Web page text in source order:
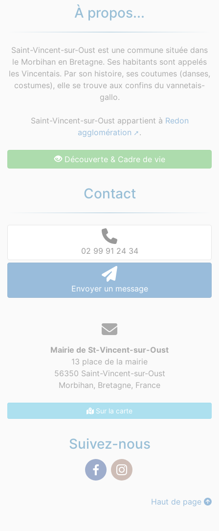
À propos...
Saint-Vincent-sur-Oust est une commune située dans
le Morbihan en Bretagne. Ses habitants sont appelés
les Vincentais. Par son histoire, ses coutumes (danses,
costumes), elle se trouve aux confins du vannetais-
gallo.
Saint-Vincent-sur-Oust appartient à Redon
agglomération
.
Découverte & Cadre de vie
Contact
02 99 91 24 34
Envoyer un message
Mairie de St-Vincent-sur-Oust
13 place de la mairie
56350 Saint-Vincent-sur-Oust
Morbihan, Bretagne, France
Sur la carte
Suivez-nous
Haut de page